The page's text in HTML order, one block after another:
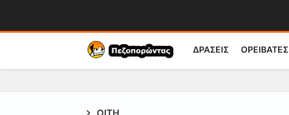
ΔΡΑΣΕΙΣ ΟΡΕΙΒΑΤΕΣ